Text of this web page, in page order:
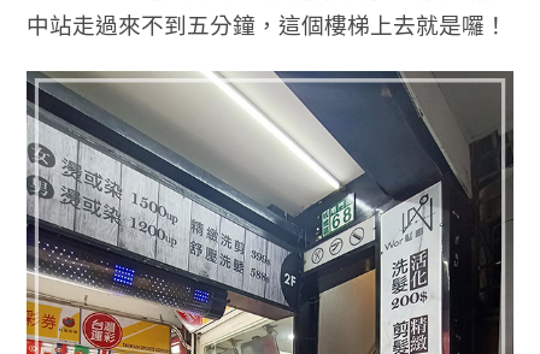
中站走過來不到五分鐘，這個樓梯上去就是囉！